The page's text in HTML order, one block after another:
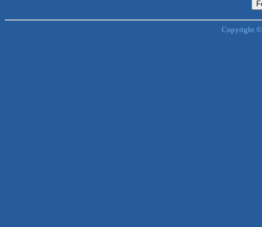
Copyright ©